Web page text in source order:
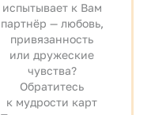
испытывает к Вам
партнёр — любовь,
привязанность
или дружеские
чувства?
Обратитесь
к мудрости карт